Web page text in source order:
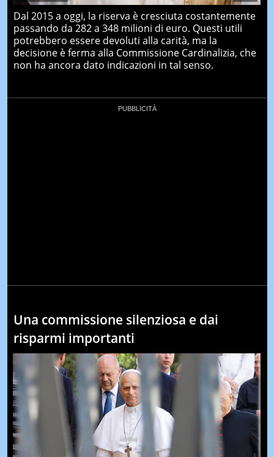
Dal 2015 a oggi, la riserva è cresciuta costantemente
passando da 282 a 348 milioni di euro. Questi utili
potrebbero essere devoluti alla carità, ma la
decisione è ferma alla Commissione Cardinalizia, che
non ha ancora dato indicazioni in tal senso.
Una commissione silenziosa e dai
risparmi importanti